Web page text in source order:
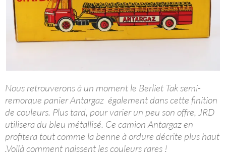
Nous retrouverons à un moment le Berliet Tak semi-
remorque panier Antargaz également dans cette finition
de couleurs. Plus tard, pour varier un peu son offre, JRD
utilisera du bleu métallisé. Ce camion Antargaz en
profitera tout comme la benne à ordure décrite plus haut
.Voilà comment naissent les couleurs rares !